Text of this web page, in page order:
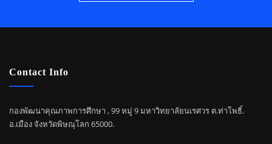
Contact Info
กองพัฒนาคุณภาพการศึกษา , 99 หมู่ 9 มหาวิทยาลัยนเรศวร ต.ท่าโพธิ์.
อ.เมือง จังหวัดพิษณุโลก 65000.